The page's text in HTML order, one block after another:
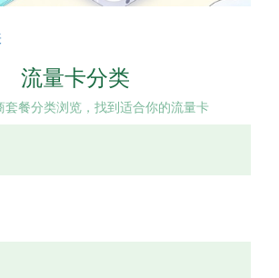
流量卡分类
套餐分类浏览，找到适合你的流量卡